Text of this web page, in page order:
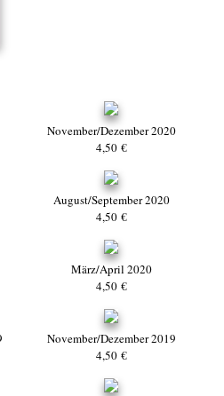
November/Dezember 2020
4,50 €
August/September 2020
4,50 €
März/April 2020
4,50 €
November/Dezember 2019
4,50 €